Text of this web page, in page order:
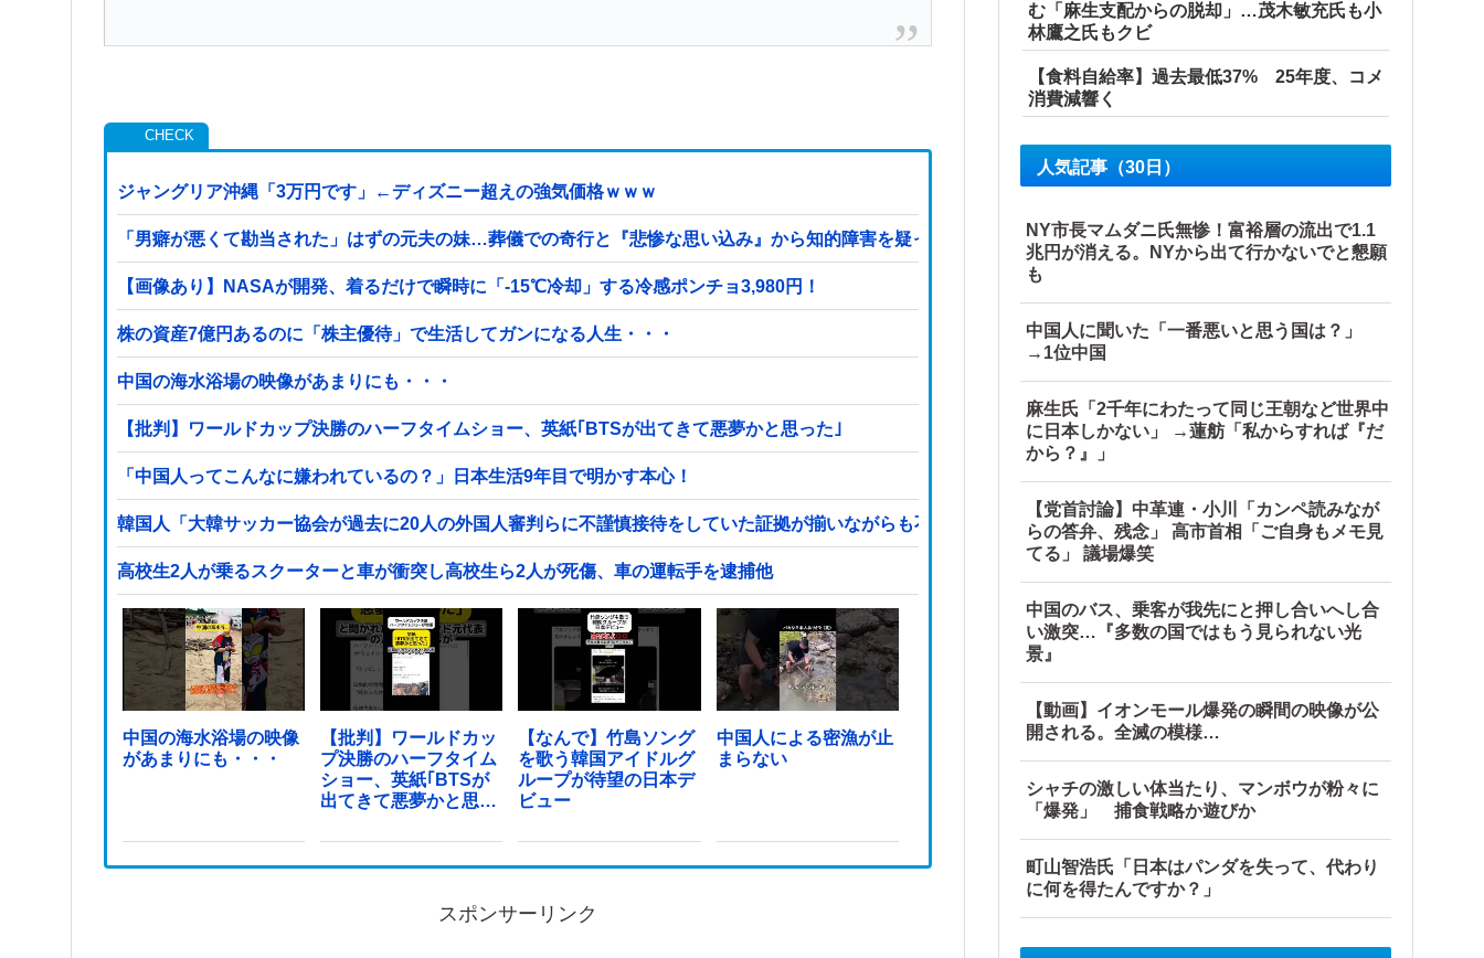
ジャングリア沖縄「3万円です」←ディズニー超えの強気価格ｗｗｗ
「男癖が悪くて勘当された」はずの元夫の妹…葬儀での奇行と『悲惨な思い込み』から知的障害を疑った私→こっそり病院へ誘導し行政保護させた話
【画像あり】NASAが開発、着るだけで瞬時に「-15℃冷却」する冷感ポンチョ3,980円！
株の資産7億円あるのに「株主優待」で生活してガンになる人生・・・
中国の海水浴場の映像があまりにも・・・
【批判】ワールドカップ決勝のハーフタイムショー、英紙｢BTSが出てきて悪夢かと思った｣
「中国人ってこんなに嫌われているの？」日本生活9年目で明かす本心！
韓国人「大韓サッカー協会が過去に20人の外国人審判らに不謹慎接待をしていた証拠が揃いながらも不起訴処分に成っていた事が明らかに‥」
高校生2人が乗るスクーターと車が衝突し高校生ら2人が死傷、車の運転手を逮捕他
中国の海水浴場の映像
があまりにも・・・
【批判】ワールドカッ
プ決勝のハーフタイム
ショー、英紙｢BTSが
出てきて悪夢かと思っ
【なんで】竹島ソング
を歌う韓国アイドルグ
ループが待望の日本デ
ビュー
中国人による密漁が止
まらない
スポンサーリンク
む「麻生支配からの脱却」…茂木敏充氏も小
林鷹之氏もクビ
【食料自給率】過去最低37% 25年度、コメ
消費減響く
人気記事（30日）
NY市長マムダニ氏無惨！富裕層の流出で1.1
兆円が消える。NYから出て行かないでと懇願
も
中国人に聞いた「一番悪いと思う国は？」
→1位中国
麻生氏「2千年にわたって同じ王朝など世界中
に日本しかない」 →蓮舫「私からすれば『だ
から？』」
【党首討論】中革連・小川「カンペ読みなが
らの答弁、残念」 高市首相「ご自身もメモ見
てる」 議場爆笑
中国のバス、乗客が我先にと押し合いへし合
い激突…『多数の国ではもう見られない光
景』
【動画】イオンモール爆発の瞬間の映像が公
開される。全滅の模様…
シャチの激しい体当たり、マンボウが粉々に
「爆発」 捕食戦略か遊びか
町山智浩氏「日本はパンダを失って、代わり
に何を得たんですか？」